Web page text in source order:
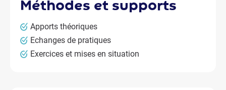
méthodes et supports
Apports théoriques
Echanges de pratiques
Exercices et mises en situation